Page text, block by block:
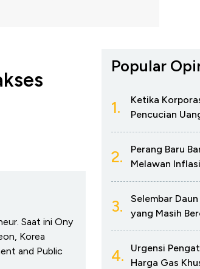
Saat ini Ony
Korea
and Public
Popular
1.
Ketika
Pencucian
2.
Perang Baru
Melawan Inflasi
3.
Selembar
yang Masih
4.
Urgensi
Harga Gas